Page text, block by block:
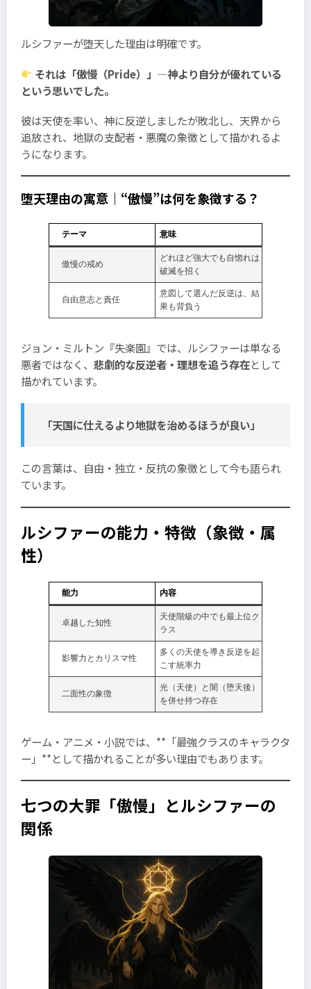
ルシファーが堕天した理由は明確です。
それは「傲慢（Pride）」—神より自分が優れている
という思いでした。
彼は天使を率い、神に反逆しましたが敗北し、天界から
追放され、地獄の支配者・悪魔の象徴として描かれるよ
うになります。
堕天理由の寓意｜“傲慢”は何を象徴する？
テーマ 意味
傲慢の戒め
どれほど強大でも自惚れは
破滅を招く
自由意志と責任
意図して選んだ反逆は、結
果も背負う
ジョン・ミルトン『失楽園』では、ルシファーは単なる
悪者ではなく、 悲劇的な反逆者・理想を追う存在として
描かれています。
「天国に仕えるより地獄を治めるほうが良い」
この言葉は、自由・独立・反抗の象徴として今も語られ
ています。
ルシファーの能力・特徴（象徴・属
性）
能力 内容
卓越した知性
天使階級の中でも最上位ク
ラス
影響力とカリスマ性
多くの天使を導き反逆を起
こす統率力
二面性の象徴
光（天使）と闇（堕天後）
を併せ持つ存在
ゲーム・アニメ・小説では、**「最強クラスのキャラクタ
ー」**として描かれることが多い理由でもあります。
七つの大罪「傲慢」とルシファーの
関係